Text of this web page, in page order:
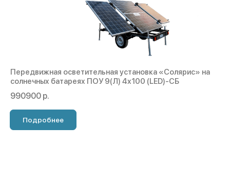
Передвижная осветительная установка «Cолярис» на
солнечных батареях ПОУ 9(Л) 4х100 (LED)-СБ
990900 р.
Подробнее